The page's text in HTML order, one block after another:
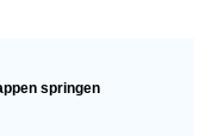
springen